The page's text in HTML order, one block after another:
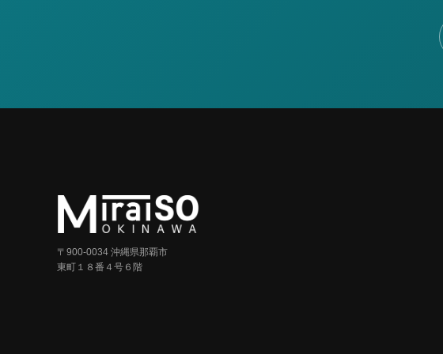
〒900-0034 沖縄県那覇市
東町１８番４号６階